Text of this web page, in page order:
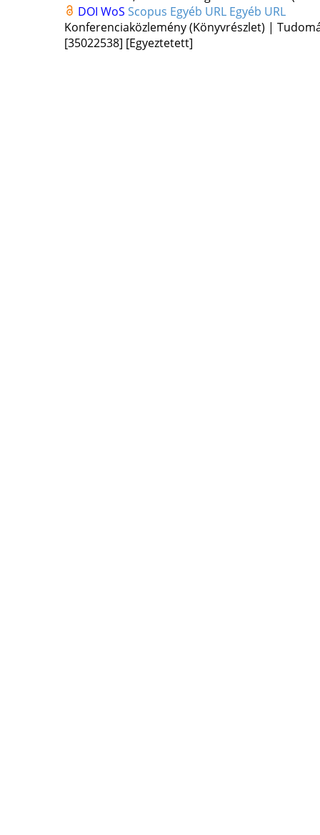
DOI WoS Scopus Egyéb URL Egyéb URL
Konferenciaközlemény (Könyvrészlet) |
[35022538] [Egyeztetett]